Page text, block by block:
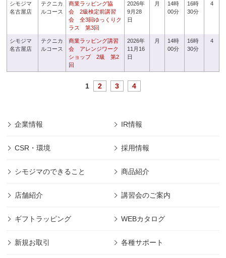
シモジマ
名古屋店
テクニカ
ルコース
商業ラッピング協
会 2級検定前講習
会 全3回ゆっくりク
ラス 第3回
2026年
9月28
日
月
14時
00分
16時
30分
4
シモジマ
名古屋店
テクニカ
ルコース
商業ラッピング講習
会 アレンジワーク
ショップ 2級 第2
回
2026年
11月16
日
月
14時
00分
16時
30分
4
1 2 3 4
企業情報 IR情報
CSR・環境 採用情報
シモジマのできること 商品紹介
店舗紹介 講習会のご案内
ギフトラッピング WEBカタログ
新規お取引 各種サポート